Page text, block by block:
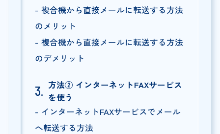
複合機から直接メールに転送する方法
のメリット
複合機から直接メールに転送する方法
のデメリット
方法② インターネットFAXサービス
を使う
インターネットFAXサービスでメール
へ転送する方法